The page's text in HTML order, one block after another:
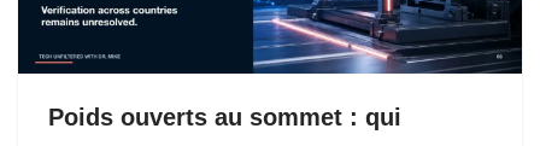
Poids ouverts au sommet : qui